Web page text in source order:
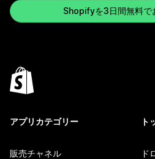
Shopifyを3日間無料で
アプリカテゴリー
販売チャネル
ト
ド